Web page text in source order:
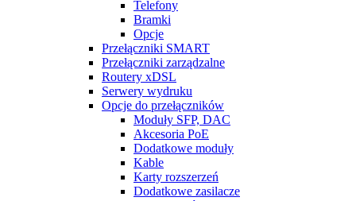
Telefony
Bramki
Opcje
Przełączniki SMART
Przełączniki zarządzalne
Routery xDSL
Serwery wydruku
Opcje do przełączników
Moduły SFP, DAC
Akcesoria PoE
Dodatkowe moduły
Kable
Karty rozszerzeń
Dodatkowe zasilacze